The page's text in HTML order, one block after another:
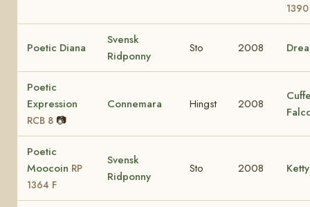
1390
Poetic Diana
Svensk
Ridponny
Sto 2008
Poetic
Expression
RCB 8 📷
Connemara Hingst 2008
Poetic
Moocoin RP
1364 F
Svensk
Ridponny
Sto 2008 Ketty